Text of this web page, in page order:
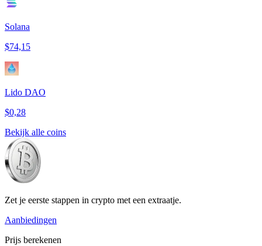
Solana
$74,15
Lido DAO
$0,28
Bekijk alle coins
Zet je eerste stappen in crypto met een extraatje.
Aanbiedingen
Prijs berekenen